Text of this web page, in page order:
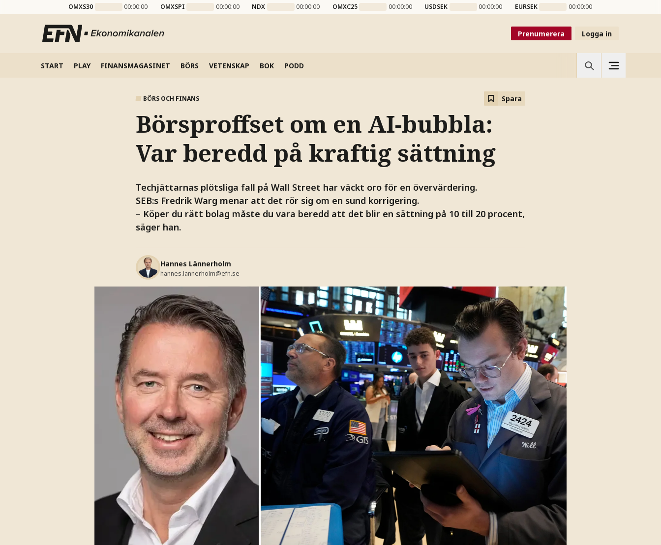
OMXS30 00:00:00 OMXSPI 00:00:00 NDX 00:00:00 OMXC25 00:00:00 USDSEK 00:00:00 EURSEK 00:00:00
Prenumerera Logga in
START PLAY FINANSMAGASINET BÖRS VETENSKAP BOK PODD
BÖRS OCH FINANS Spara
Börsproffset om en AI-bubbla:
Var beredd på kraftig sättning
Techjättarnas plötsliga fall på Wall Street har väckt oro för en övervärdering.
SEB:s Fredrik Warg menar att det rör sig om en sund korrigering.
– Köper du rätt bolag måste du vara beredd att det blir en sättning på 10 till 20 procent,
säger han.
Hannes Lännerholm
hannes.lannerholm@efn.se